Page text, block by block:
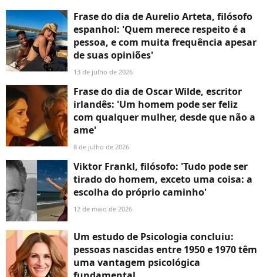
Frase do dia de Aurelio Arteta, filósofo
espanhol: 'Quem merece respeito é a
pessoa, e com muita frequência apesar
de suas opiniões'
13 de julho de 2026
Frase do dia de Oscar Wilde, escritor
irlandês: 'Um homem pode ser feliz
com qualquer mulher, desde que não a
ame'
8 de julho de 2026
Viktor Frankl, filósofo: 'Tudo pode ser
tirado do homem, exceto uma coisa: a
escolha do próprio caminho'
12 de maio de 2026
Um estudo de Psicologia concluiu:
pessoas nascidas entre 1950 e 1970 têm
uma vantagem psicológica